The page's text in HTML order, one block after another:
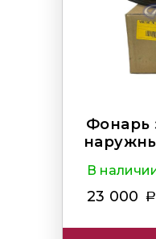
Фонарь
В
23 000